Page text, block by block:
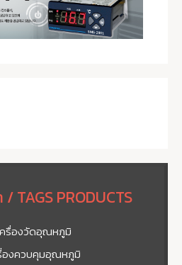
TAGS PRODUCTS
รื่องวัดอุณหภูมิ
องควบคุมอุณหภูมิ